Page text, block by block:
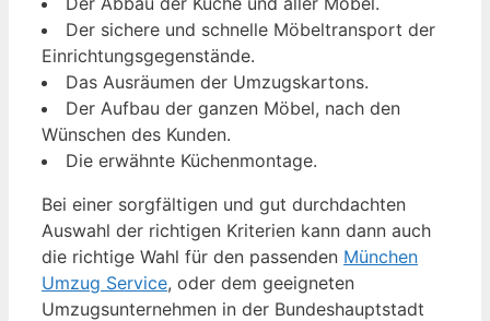
Der sichere und schnelle Möbeltransport der
Einrichtungsgegenstände.
Das Ausräumen der Umzugskartons.
Der Aufbau der ganzen Möbel, nach den
Wünschen des Kunden.
Die erwähnte Küchenmontage.
Bei einer sorgfältigen und gut durchdachten
Auswahl der richtigen Kriterien kann dann auch
die richtige Wahl für den passenden München
Umzug Service, oder dem geeigneten
Umzugsunternehmen in der Bundeshauptstadt